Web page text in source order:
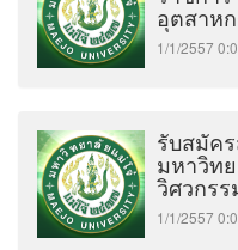
อุตสาห
1/1/2557
รับสมัค
มหาวิท
วิศวกร
1/1/2557